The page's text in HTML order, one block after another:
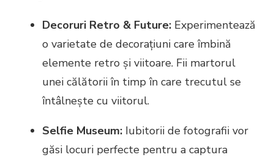
Decoruri Retro & Future: Experimentează
o varietate de decorațiuni care îmbină
elemente retro și viitoare. Fii martorul
unei călătorii în timp în care trecutul se
întâlnește cu viitorul.
Selfie Museum: Iubitorii de fotografii vor
găsi locuri perfecte pentru a captura